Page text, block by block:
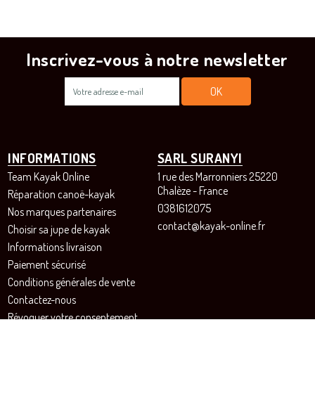
Inscrivez-vous à notre newsletter
INFORMATIONS
Team Kayak Online
Réparation canoë-kayak
Nos marques partenaires
Choisir sa jupe de kayak
Informations livraison
Paiement sécurisé
Conditions générales de vente
Contactez-nous
Révoquer votre consentement
SARL SURANYI
1 rue des Marronniers 25220
Chalèze - France
0381612075
contact@kayak-online.fr